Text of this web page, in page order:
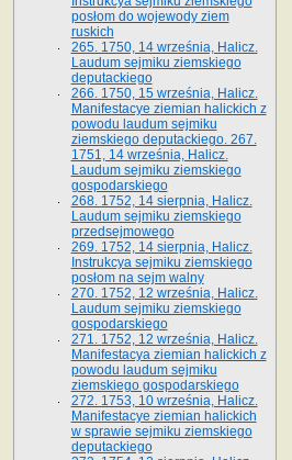
posłom do wojewody ziem
ruskich
265. 1750, 14 września, Halicz.
Laudum sejmiku ziemskiego
deputackiego
266. 1750, 15 września, Halicz.
Manifestacye ziemian halickich z
powodu laudum sejmiku
ziemskiego deputackiego. 267.
1751, 14 września, Halicz.
Laudum sejmiku ziemskiego
gospodarskiego
268. 1752, 14 sierpnia, Halicz.
Laudum sejmiku ziemskiego
przedsejmowego
269. 1752, 14 sierpnia, Halicz.
Instrukcya sejmiku ziemskiego
posłom na sejm walny
270. 1752, 12 września, Halicz.
Laudum sejmiku ziemskiego
gospodarskiego
271. 1752, 12 września, Halicz.
Manifestacya ziemian halickich z
powodu laudum sejmiku
ziemskiego gospodarskiego
272. 1753, 10 września, Halicz.
Manifestacye ziemian halickich
w sprawie sejmiku ziemskiego
deputackiego